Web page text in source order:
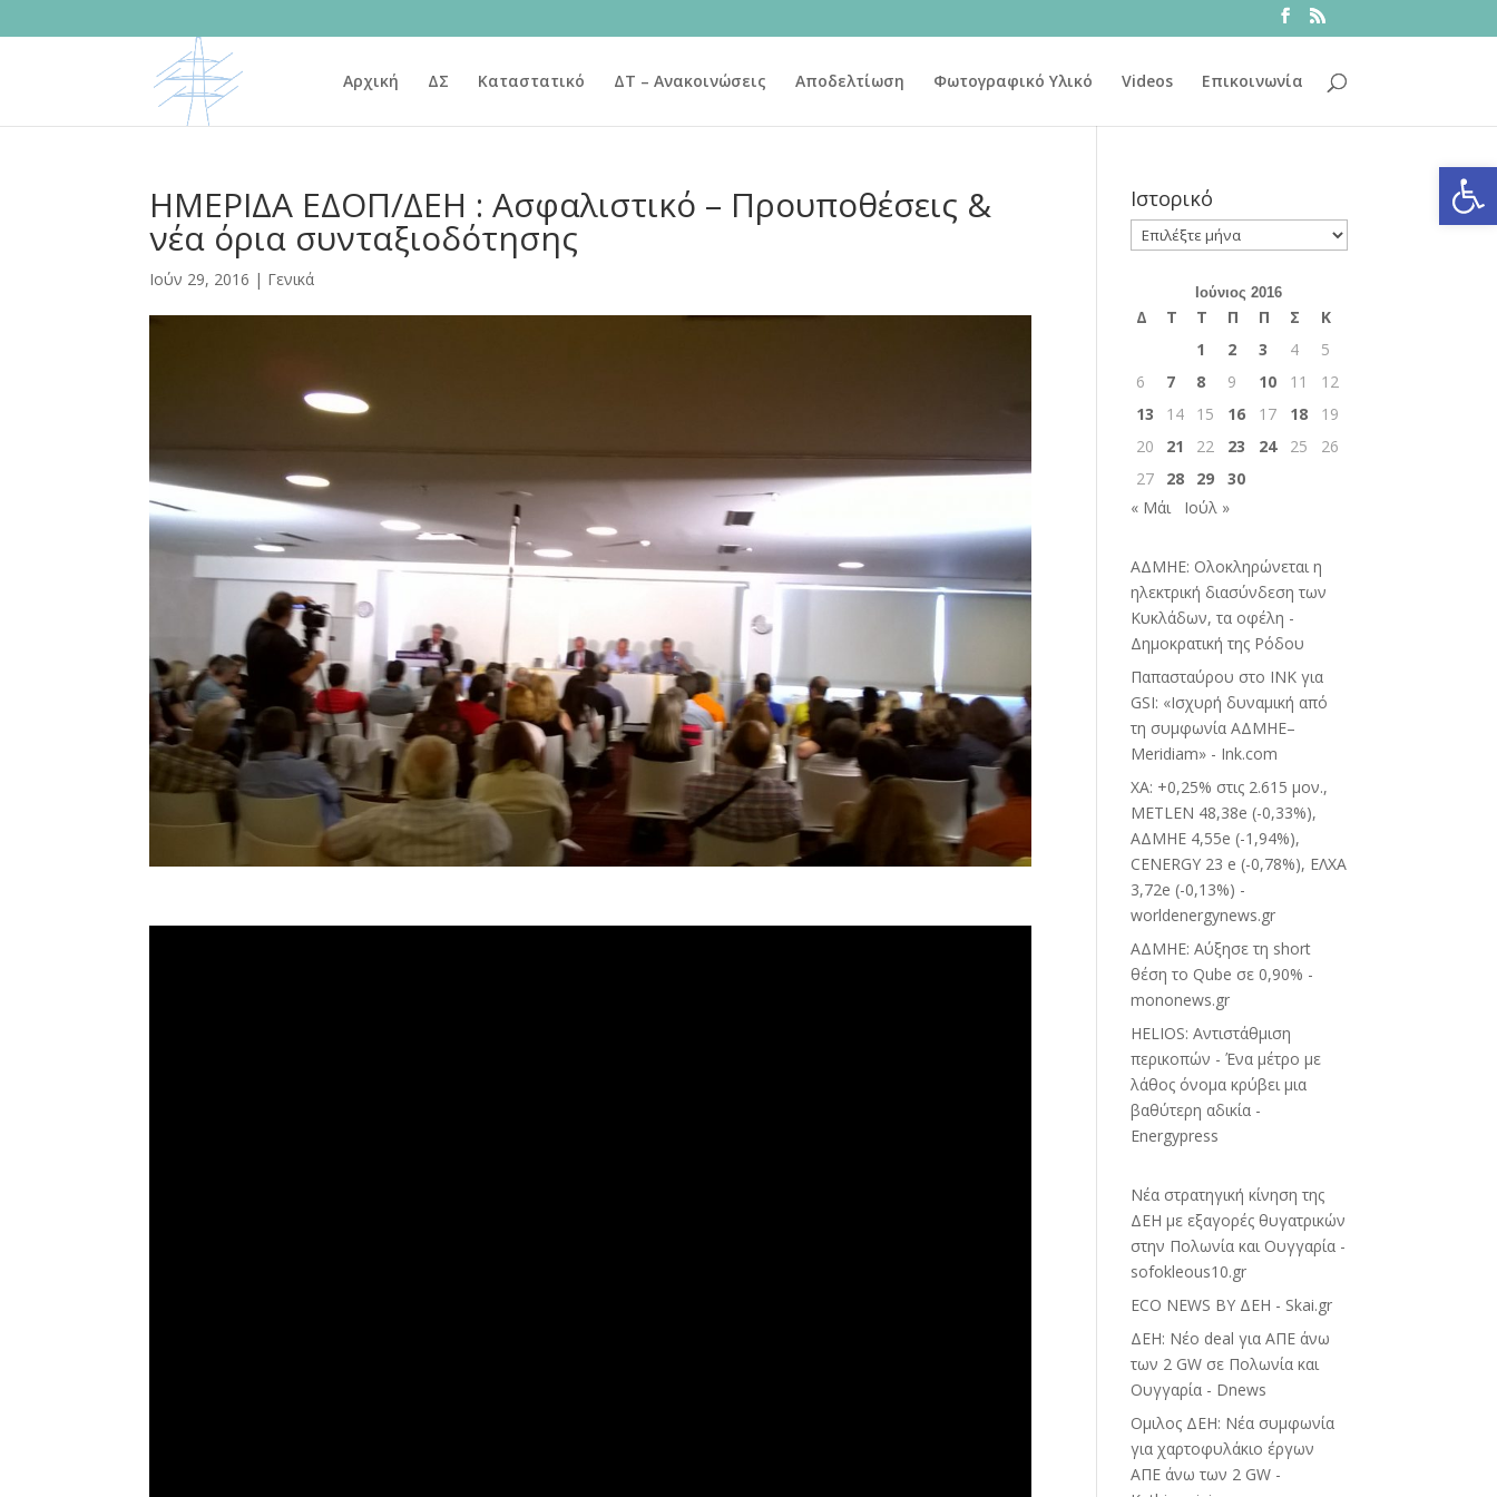
Αρχική ΔΣ Καταστατικό ΔΤ – Ανακοινώσεις Αποδελτίωση Φωτογραφικό Υλικό Videos Επικοινωνία
ΗΜΕΡΙΔΑ ΕΔΟΠ/ΔΕΗ : Ασφαλιστικό – Προυποθέσεις &
νέα όρια συνταξιοδότησης
Ιούν 29, 2016 | Γενικά
Ιστορικό
Ιστορικό
Ιούνιος 2016
Δ Τ Τ Π Π Σ
Κ
1
2 3 4
5
6
7 8 9 10 11
12
13
14 15 16 17 18
19
20
21 22 23 24 25
26
27
28 29
30
« Μάι
Ιούλ »
ΑΔΜΗΕ: Ολοκληρώνεται η
ηλεκτρική διασύνδεση των
Κυκλάδων, τα οφέλη -
Δημοκρατική της Ρόδου
Παπασταύρου στο INK για
GSI: «Ισχυρή δυναμική από
τη συμφωνία ΑΔΜΗΕ–
Meridiam» - Ink.com
ΧΑ: +0,25% στις 2.615 μον.,
METLEN 48,38e (-0,33%),
ΑΔΜΗΕ 4,55e (-1,94%),
CENERGY 23 e (-0,78%), ΕΛΧΑ
3,72e (-0,13%) -
worldenergynews.gr
ΑΔΜΗΕ: Αύξησε τη short
θέση το Qube σε 0,90% -
mononews.gr
HELIOS: Αντιστάθμιση
περικοπών - Ένα μέτρο με
λάθος όνομα κρύβει μια
βαθύτερη αδικία -
Energypress
Νέα στρατηγική κίνηση της
ΔΕΗ με εξαγορές θυγατρικών
στην Πολωνία και Ουγγαρία -
sofokleous10.gr
ECO NEWS BY ΔΕΗ - Skai.gr
ΔΕΗ: Νέο deal για ΑΠΕ άνω
των 2 GW σε Πολωνία και
Ουγγαρία - Dnews
Ομιλος ΔΕΗ: Νέα συμφωνία
για χαρτοφυλάκιο έργων
ΑΠΕ άνω των 2 GW -